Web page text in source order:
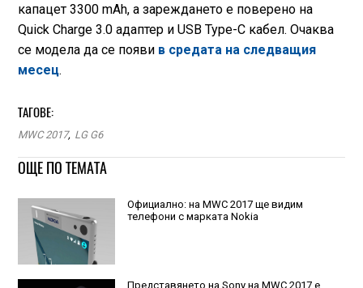
капацет 3300 mАh, a зареждането е поверено на
Quick Charge 3.0 адаптер и USB Type-C кабел. Очаква
се модела да се появив средата на следващия
месец.
ТАГОВЕ:
MWC 2017, LG G6
ОЩЕ ПО ТЕМАТА
Официално: на MWC 2017 ще видим
телефони с марката Nokia
Представянето на Sony на MWC 2017 е